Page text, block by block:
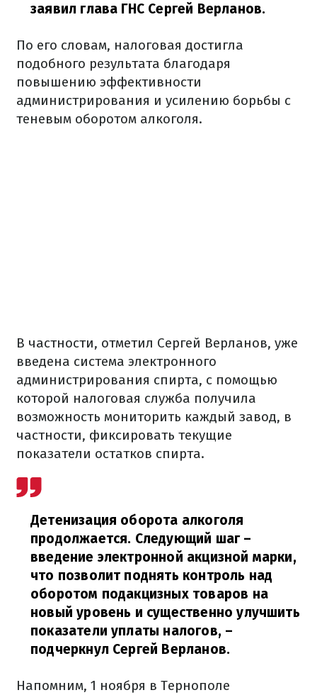
заявил глава ГНС Сергей Верланов.
По его словам, налоговая достигла
подобного результата благодаря
повышению эффективности
администрирования и усилению борьбы с
теневым оборотом алкоголя.
В частности, отметил Сергей Верланов, уже
введена система электронного
администрирования спирта, с помощью
которой налоговая служба получила
возможность мониторить каждый завод, в
частности, фиксировать текущие
показатели остатков спирта.
Детенизация оборота алкоголя
продолжается. Следующий шаг –
введение электронной акцизной марки,
что позволит поднять контроль над
оборотом подакцизных товаров на
новый уровень и существенно улучшить
показатели уплаты налогов, –
подчеркнул Сергей Верланов.
Напомним, 1 ноября в Тернополе